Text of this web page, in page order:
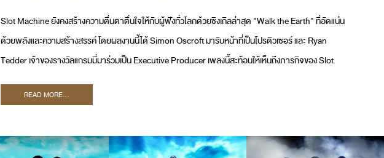
Slot Machine ยังคงสร้างความตื่นตาตื่นใจให้กับผู้ฟังทั่วโลกด้วยซิงเกิลล่าสุด "Walk the Earth" ที่อัดแน่น
ด้วยพลังและความสร้างสรรค์ โดยผลงานนี้ได้ Simon Oscroft มารับหน้าที่เป็นโปรดิวเซอร์ และ Ryan
Tedder เจ้าของรางวัลแกรมมี่มาร่วมเป็น Executive Producer เพลงนี้สะท้อนให้เห็นถึงภารกิจของ Slot
READ MORE...